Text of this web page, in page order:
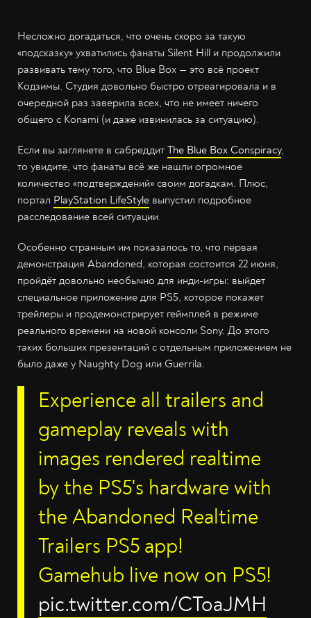
Несложно догадаться, что очень скоро за такую
«подсказку» ухватились фанаты Silent Hill и продолжили
развивать тему того, что Blue Box — это всё проект
Кодзимы. Студия довольно быстро отреагировала и в
очередной раз заверила всех, что не имеет ничего
общего с Konami (и даже извинилась за ситуацию).
Если вы заглянете в сабреддит The Blue Box Conspiracy,
то увидите, что фанаты всё же нашли огромное
количество «подтверждений» своим догадкам. Плюс,
портал PlayStation LifeStyle выпустил подробное
расследование всей ситуации.
Особенно странным им показалось то, что первая
демонстрация Abandoned, которая состоится 22 июня,
пройдёт довольно необычно для инди-игры: выйдет
специальное приложение для PS5, которое покажет
трейлеры и продемонстрирует геймплей в режиме
реального времени на новой консоли Sony. До этого
таких больших презентаций с отдельным приложением не
было даже у Naughty Dog или Guerrila.
Experience all trailers and
gameplay reveals with
images rendered realtime
by the PS5's hardware with
the Abandoned Realtime
Trailers PS5 app!
Gamehub live now on PS5!
pic.twitter.com/CToaJMH